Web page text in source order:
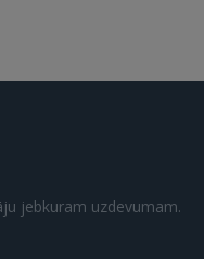
jebkuram uzdevumam.